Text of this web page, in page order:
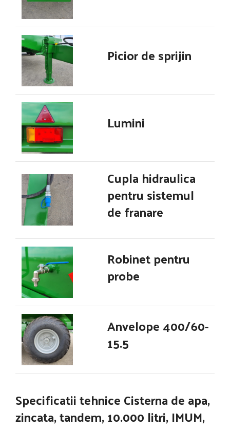
Picior de sprijin
Lumini
Cupla hidraulica
pentru sistemul
de franare
Robinet pentru
probe
Anvelope 400/60-
15.5
Specificatii tehniceCisterna de apa,
zincata, tandem, 10.000 litri, IMUM,